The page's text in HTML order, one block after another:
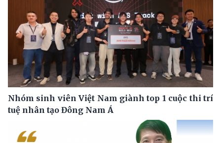
Nhóm sinh viên Việt Nam giành top 1 cuộc thi trí
tuệ nhân tạo Đông Nam Á